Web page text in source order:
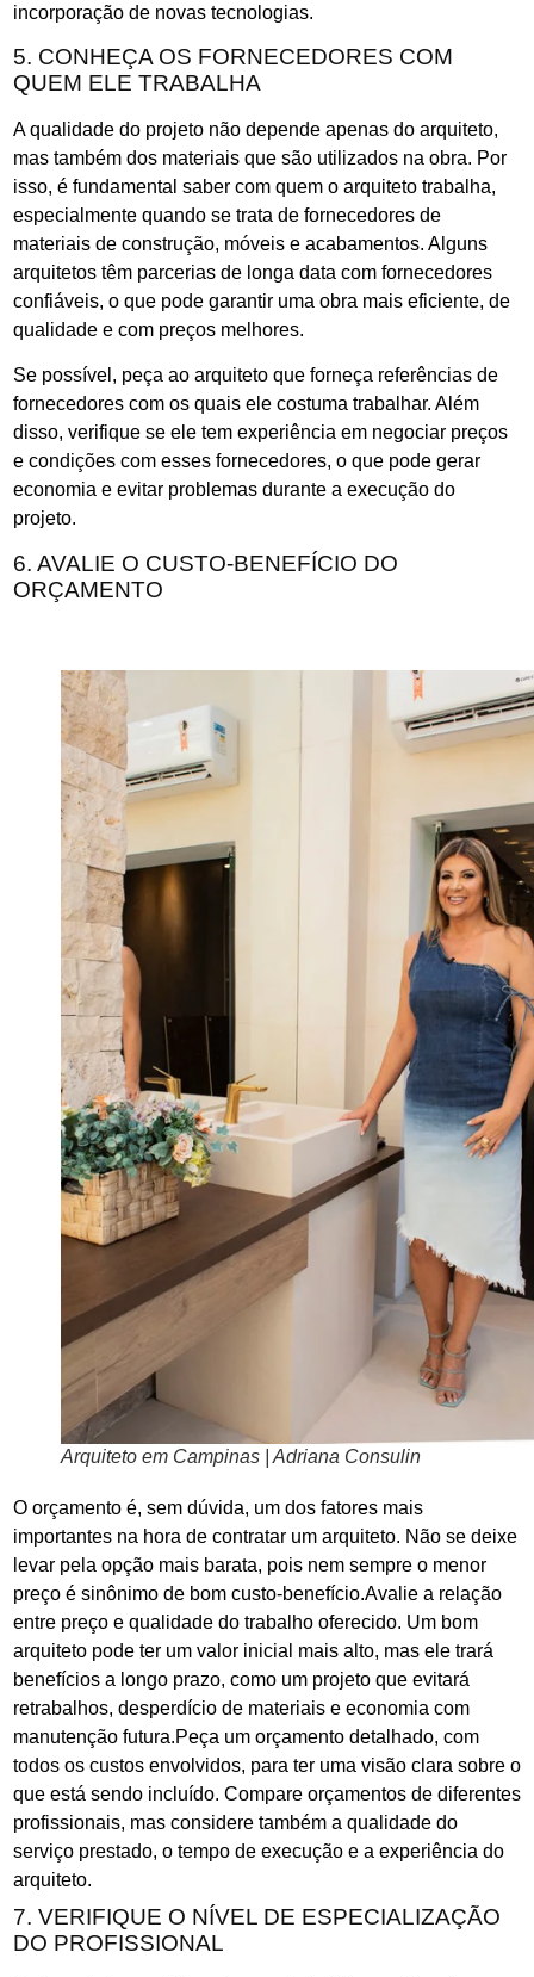
incorporação de novas tecnologias.
5. CONHEÇA OS FORNECEDORES COM
QUEM ELE TRABALHA
A qualidade do projeto não depende apenas do arquiteto,
mas também dos materiais que são utilizados na obra. Por
isso, é fundamental saber com quem o arquiteto trabalha,
especialmente quando se trata de fornecedores de
materiais de construção, móveis e acabamentos. Alguns
arquitetos têm parcerias de longa data com fornecedores
confiáveis, o que pode garantir uma obra mais eficiente, de
qualidade e com preços melhores.
Se possível, peça ao arquiteto que forneça referências de
fornecedores com os quais ele costuma trabalhar. Além
disso, verifique se ele tem experiência em negociar preços
e condições com esses fornecedores, o que pode gerar
economia e evitar problemas durante a execução do
projeto.
6. AVALIE O CUSTO-BENEFÍCIO DO
ORÇAMENTO
Arquiteto em Campinas | Adriana Consulin
O orçamento é, sem dúvida, um dos fatores mais
importantes na hora de contratar um arquiteto. Não se deixe
levar pela opção mais barata, pois nem sempre o menor
preço é sinônimo de bom custo-benefício.Avalie a relação
entre preço e qualidade do trabalho oferecido. Um bom
arquiteto pode ter um valor inicial mais alto, mas ele trará
benefícios a longo prazo, como um projeto que evitará
retrabalhos, desperdício de materiais e economia com
manutenção futura.Peça um orçamento detalhado, com
todos os custos envolvidos, para ter uma visão clara sobre o
que está sendo incluído. Compare orçamentos de diferentes
profissionais, mas considere também a qualidade do
serviço prestado, o tempo de execução e a experiência do
arquiteto.
7. VERIFIQUE O NÍVEL DE ESPECIALIZAÇÃO
DO PROFISSIONAL